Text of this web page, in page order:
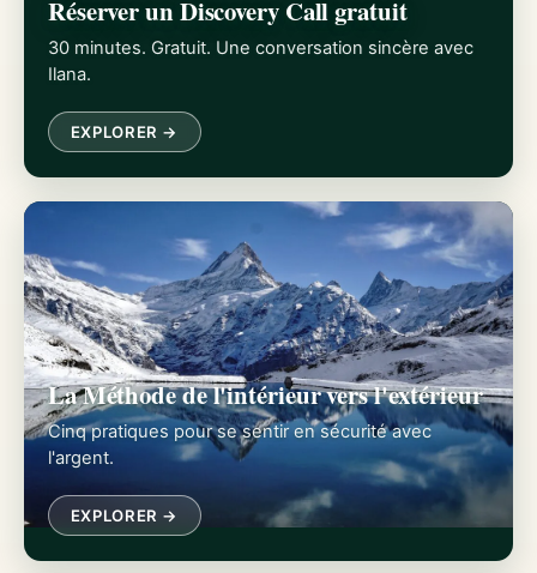
Réserver un Discovery Call gratuit
30 minutes. Gratuit. Une conversation sincère avec
Ilana.
EXPLORER →
La Méthode de l'intérieur vers l'extérieur
Cinq pratiques pour se sentir en sécurité avec
l'argent.
EXPLORER →